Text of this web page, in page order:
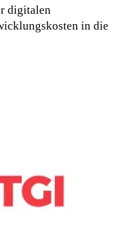
digitalen
in die